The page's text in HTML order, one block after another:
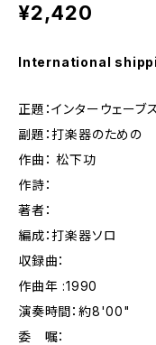
¥2,420
International
正題：インターウェーブ
副題：打楽器のための
作曲： 松下功
作詩：
著者：
編成：打楽器ソロ
収録曲：
作曲年 :1990
演奏時間：約8'00"
委 嘱：